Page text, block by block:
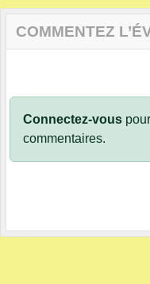
COMMENTEZ
Connectez-vous
commentaires.